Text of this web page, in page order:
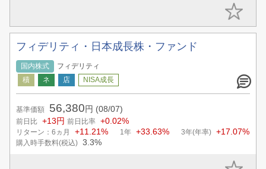
フィデリティ・日本成長株・ファンド
国内株式 フィデリティ
基準価額 56,380 円 (08/07)
前日比 +13円 前日比率 +0.02%
リターン：6ヵ月 +11.21% 1年 +33.63% 3年(年率) +17.07%
購入時手数料(税込) 3.3%